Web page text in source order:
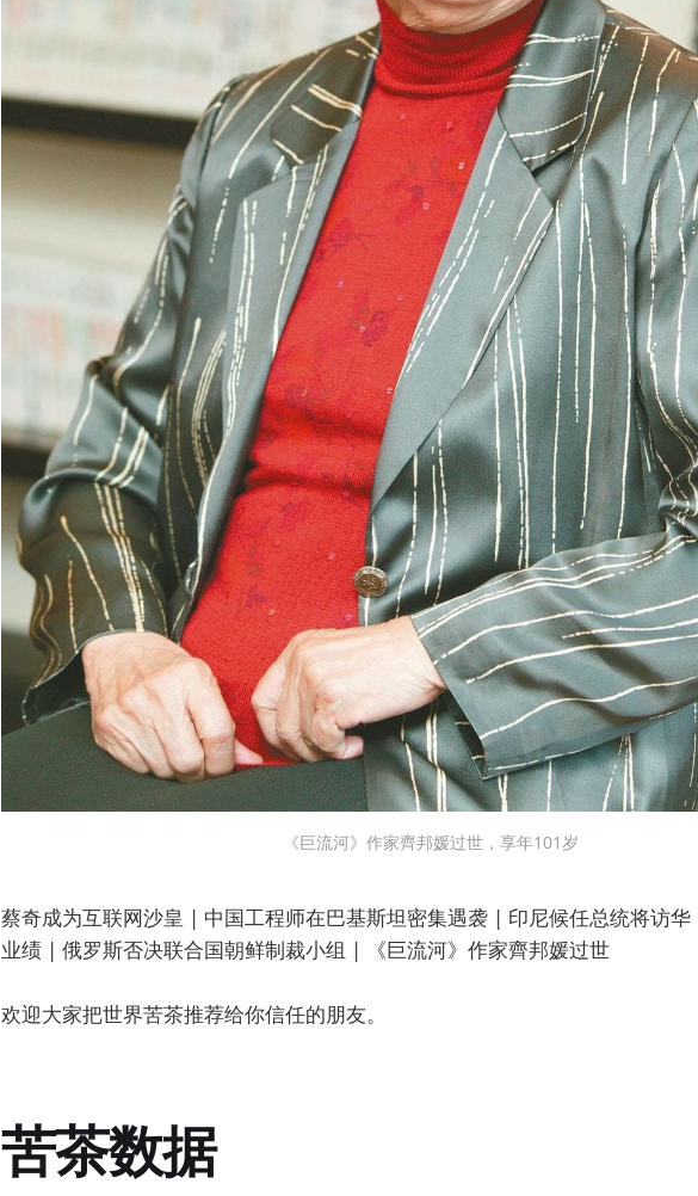
《巨流河》作家齊邦媛过世，享年101岁
蔡奇成为互联网沙皇 | 中国工程师在巴基斯坦密集遇袭 | 印尼候任总统将访
业绩 | 俄罗斯否决联合国朝鲜制裁小组 | 《巨流河》作家齊邦媛过世
欢迎大家把世界苦茶推荐给你信任的朋友。
苦茶数据